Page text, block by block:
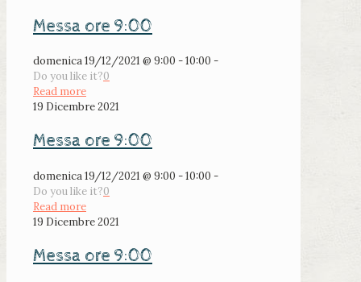
Messa ore 9:00
domenica 19/12/2021 @ 9:00 - 10:00 -
Do you like it?0
Read more
19 Dicembre 2021
Messa ore 9:00
domenica 19/12/2021 @ 9:00 - 10:00 -
Do you like it?0
Read more
19 Dicembre 2021
Messa ore 9:00